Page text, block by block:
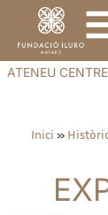
ATENEU
Inici »